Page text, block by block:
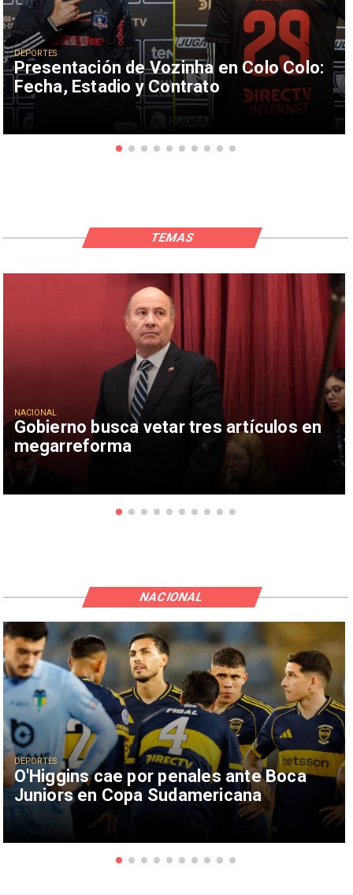
Presentación de Vozinha en Colo Colo:
Fecha, Estadio y Contrato
DEPORTES
Gobierno busca vetar tres artículos en
megarreforma
NACIONAL
TEMAS
O'Higgins cae por penales ante Boca
Juniors en Copa Sudamericana
DEPORTES
NACIONAL